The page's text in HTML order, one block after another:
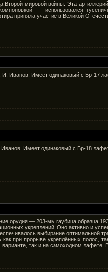
мировой войны. Эта
компоновкой — использовался
приняла участие в Великой
И. Иванов. Имеет одинаковый с Бр-17
Имеет одинаковый с Бр-18
орудия — 203-мм гаубица образца
укреплений. Оно активно и
выбирание оптимальной
при прорыве укреплённых полос,
так и на самоходном лафете.